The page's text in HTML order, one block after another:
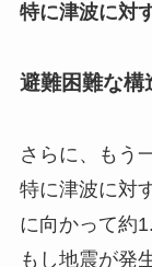
特に津波に対
避難困難な構
さらに、もう
特に津波に対
に向かって約
もし地震が発